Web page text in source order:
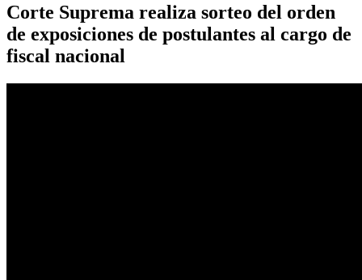
Corte Suprema realiza sorteo del orden
de exposiciones de postulantes al cargo de
fiscal nacional